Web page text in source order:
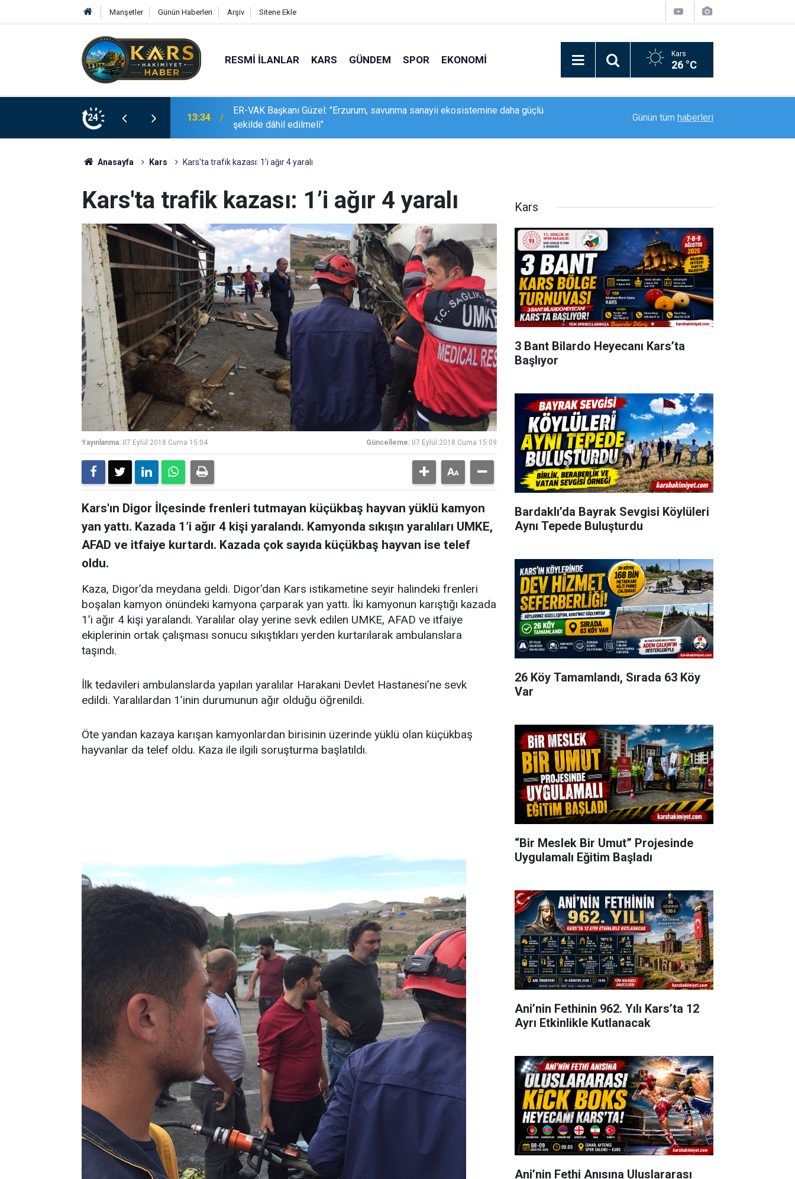
Manşetler Günün Haberleri Arşiv Sitene Ekle
RESMI İLANLAR KARS GÜNDEM SPOR EKONOMI Kars
26 °C
24
savunma sanayii ekosistemine daha güçlü
13:03 Malatya Kültür Yolu Festivali başladı Jandarma trafik ekiplerinden "Reflektör tak,
Günün tüm haberleri
Anasayfa Kars Kars'ta trafik kazası: 1’i ağır 4 yaralı
Kars'ta trafik kazası: 1’i ağır 4 yaralı
Yayınlanma: 07 Eylül 2018 Cuma 15:04 Güncelleme: 07 Eylül 2018 Cuma 15:09
Kars'ın Digor İlçesinde frenleri tutmayan küçükbaş hayvan yüklü kamyon
yan yattı. Kazada 1’i ağır 4 kişi yaralandı. Kamyonda sıkışın yaralıları UMKE,
AFAD ve itfaiye kurtardı. Kazada çok sayıda küçükbaş hayvan ise telef
oldu.
Kaza, Digor’da meydana geldi. Digor’dan Kars istikametine seyir halindeki frenleri
boşalan kamyon önündeki kamyona çarparak yan yattı. İki kamyonun karıştığı kazada
1’i ağır 4 kişi yaralandı. Yaralılar olay yerine sevk edilen UMKE, AFAD ve itfaiye
ekiplerinin ortak çalışması sonucu sıkıştıkları yerden kurtarılarak ambulanslara
taşındı.
İlk tedavileri ambulanslarda yapılan yaralılar Harakani Devlet Hastanesi’ne sevk
edildi. Yaralılardan 1’inin durumunun ağır olduğu öğrenildi.
Öte yandan kazaya karışan kamyonlardan birisinin üzerinde yüklü olan küçükbaş
hayvanlar da telef oldu. Kaza ile ilgili soruşturma başlatıldı.
Kars
3 Bant Bilardo Heyecanı Kars’ta
Başlıyor
Bardaklı’da Bayrak Sevgisi Köylüleri
Aynı Tepede Buluşturdu
26 Köy Tamamlandı, Sırada 63 Köy
Var
“Bir Meslek Bir Umut” Projesinde
Uygulamalı Eğitim Başladı
Ani’nin Fethinin 962. Yılı Kars’ta 12
Ayrı Etkinlikle Kutlanacak
Ani’nin Fethi Anısına Uluslararası